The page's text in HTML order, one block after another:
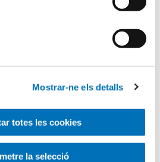
Mostrar-ne els detalls
totes les cookies
la selecció